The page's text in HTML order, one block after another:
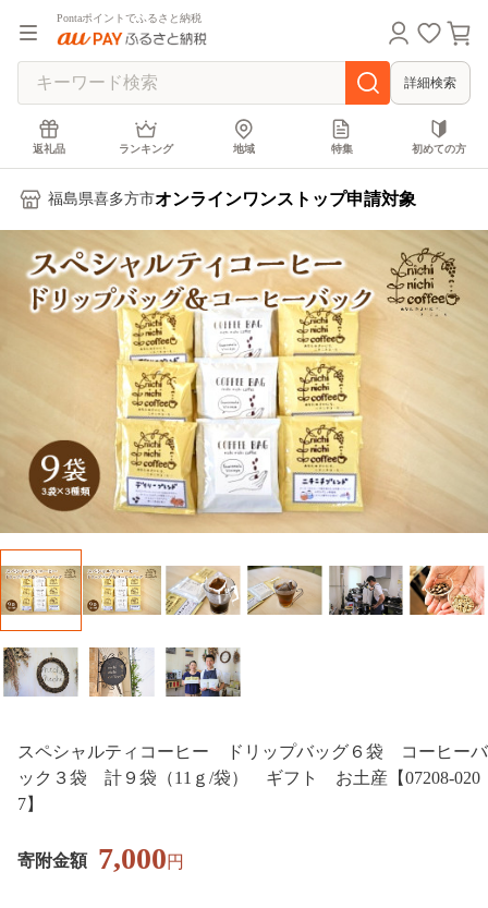
Pontaポイントでふるさと納税
詳細検索
返礼品 ランキング 地域 特集 初めての方
福島県喜多方市オンラインワンストップ申請対象
スペシャルティコーヒー ドリップバッグ６袋 コーヒーバ
ック３袋 計９袋（11ｇ/袋） ギフト お土産【07208-020
7】
寄附金額 7,000円